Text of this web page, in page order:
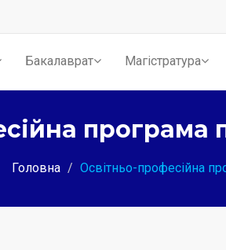
Бакалаврат Магістратура
програма
Головна Освітньо-професійна